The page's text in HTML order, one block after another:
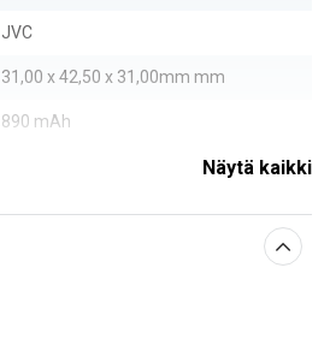
JVC
31,00 x 42,50 x 31,00mm mm
890 mAh
Näytä kaikki